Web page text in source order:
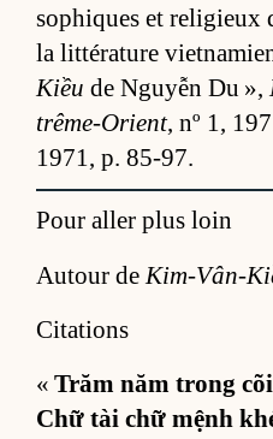
so­phiques et re­li­gieux
la lit­té­ra­ture
Kiều de Nguyễn Du »,
trême-Orient, nº 1,
1971, p. 85-97.
Pour aller plus loin
Autour de Kim-Vân-
Citations
« Trăm năm trong
Chữ tài chữ mệnh